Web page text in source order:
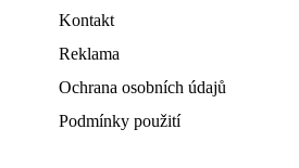
Kontakt
Reklama
Ochrana osobních údajů
Podmínky použití